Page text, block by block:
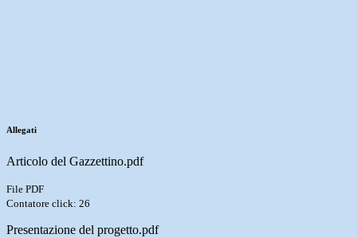
Allegati
Articolo del Gazzettino.pdf
File PDF
Contatore click: 26
Presentazione del progetto.pdf